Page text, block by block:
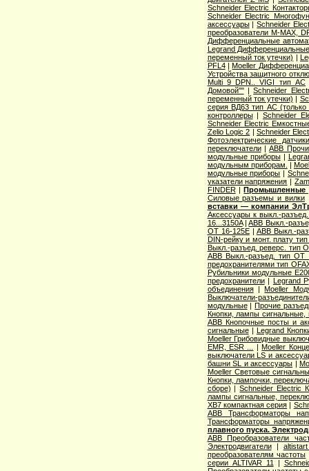
Schneider Electric
Schneider Electric
аксессуары|Schneider
преобразователи M-MAX,
Дифференциальные
Legrand
переменный ток утечки) |
PFL4|Moeller
Устройства защитного
Multi 9 DPN.. VIGI тип AС
Домовой""|Schneider
переменный ток утечки) |
серия ВД63 тип АС (только
контроллеры| Schneider
Schneider Electric
Zelio Logic 2 | Schneider
Фотоэлектрические датчики
переключатели|ABB
модульные приборы|
модульным приборам.
|
модульные приборы |
указатели напряжения |
FINDER|Промышленные
Cиловые разъемы и вилки
вставки — компании
Аксессуары к выкл.-
16...3150A|ABB Выкл.-
OT 16-125E| ABB Выкл.-
DIN-рейку и монт. плату
Выкл.-разъед. реверс. тип
ABB Выкл.-разъед. тип OT
предохранителями тип
Рубильники модульные
предохранители| Legrand
объединения|Moeller
Выключатели-
модульные|Прочие
Кнопки, лампы сигнальные,
ABB Кнопочные посты и
сигнальные| Legrand
Moeller Грибовидные
EMR, ESR ...
|Moeller
выключатели LS и
башни SL и аксессуары |
Moeller Световые
Кнопки, лампочки,
сборе) |Schneider Electric
лампы сигнальные,
XB7 компактная серия |
ABB Трансформаторы
Трансформаторы
плавного пуска.
ABB Преобразователи
Электродвигатели|
преобразователям частоты
серии ALTIVAR 11
|